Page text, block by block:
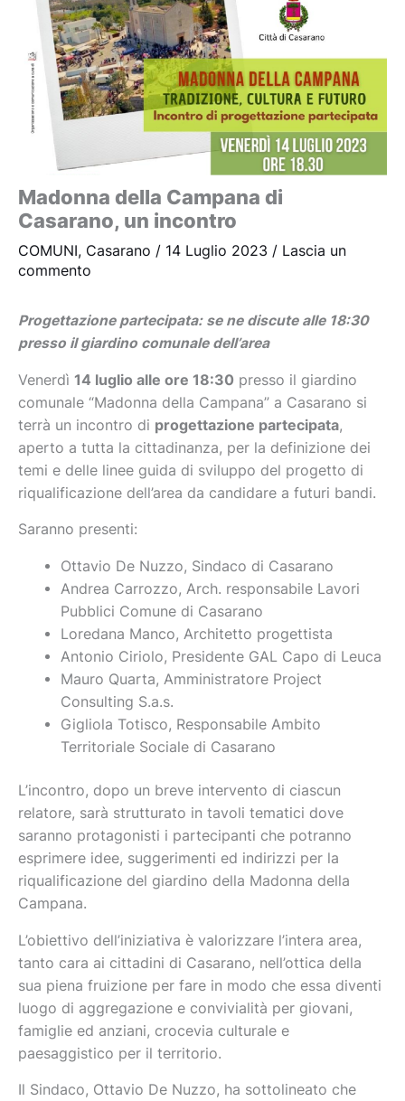
Madonna della Campana di
Casarano, un incontro
COMUNI, Casarano / 14 Luglio 2023 / Lascia un
commento
Progettazione partecipata: se ne discute alle 18:30
presso il giardino comunale dell’area
Venerdì 14 luglio alle ore 18:30 presso il giardino
comunale “Madonna della Campana” a Casarano si
terrà un incontro di progettazione partecipata,
aperto a tutta la cittadinanza, per la definizione dei
temi e delle linee guida di sviluppo del progetto di
riqualificazione dell’area da candidare a futuri bandi.
Saranno presenti:
Ottavio De Nuzzo, Sindaco di Casarano
Andrea Carrozzo, Arch. responsabile Lavori
Pubblici Comune di Casarano
Loredana Manco, Architetto progettista
Antonio Ciriolo, Presidente GAL Capo di Leuca
Mauro Quarta, Amministratore Project
Consulting S.a.s.
Gigliola Totisco, Responsabile Ambito
Territoriale Sociale di Casarano
L’incontro, dopo un breve intervento di ciascun
relatore, sarà strutturato in tavoli tematici dove
saranno protagonisti i partecipanti che potranno
esprimere idee, suggerimenti ed indirizzi per la
riqualificazione del giardino della Madonna della
Campana.
L’obiettivo dell’iniziativa è valorizzare l’intera area,
tanto cara ai cittadini di Casarano, nell’ottica della
sua piena fruizione per fare in modo che essa diventi
luogo di aggregazione e convivialità per giovani,
famiglie ed anziani, crocevia culturale e
paesaggistico per il territorio.
Il Sindaco, Ottavio De Nuzzo, ha sottolineato che